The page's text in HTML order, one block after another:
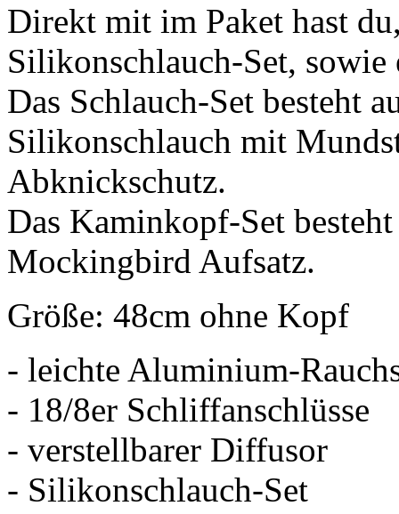
Direkt mit im Paket hast
Silikonschlauch-Set,
Das Schlauch-Set besteht
Silikonschlauch mit
Abknickschutz.
Das Kaminkopf-Set
Mockingbird Aufsatz.
Größe: 48cm ohne Kopf
- leichte Aluminium-
- 18/8er Schliffanschlüsse
- verstellbarer Diffusor
- Silikonschlauch-Set